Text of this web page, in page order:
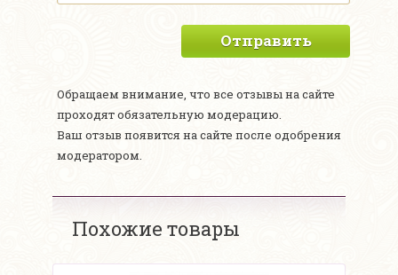
Отправить
Обращаем внимание, что все отзывы на сайте
проходят обязательную модерацию.
Ваш отзыв появится на сайте после одобрения
модератором.
Похожие товары